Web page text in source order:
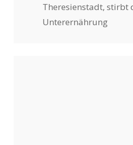
Theresienstadt, stirbt
Unterernährung